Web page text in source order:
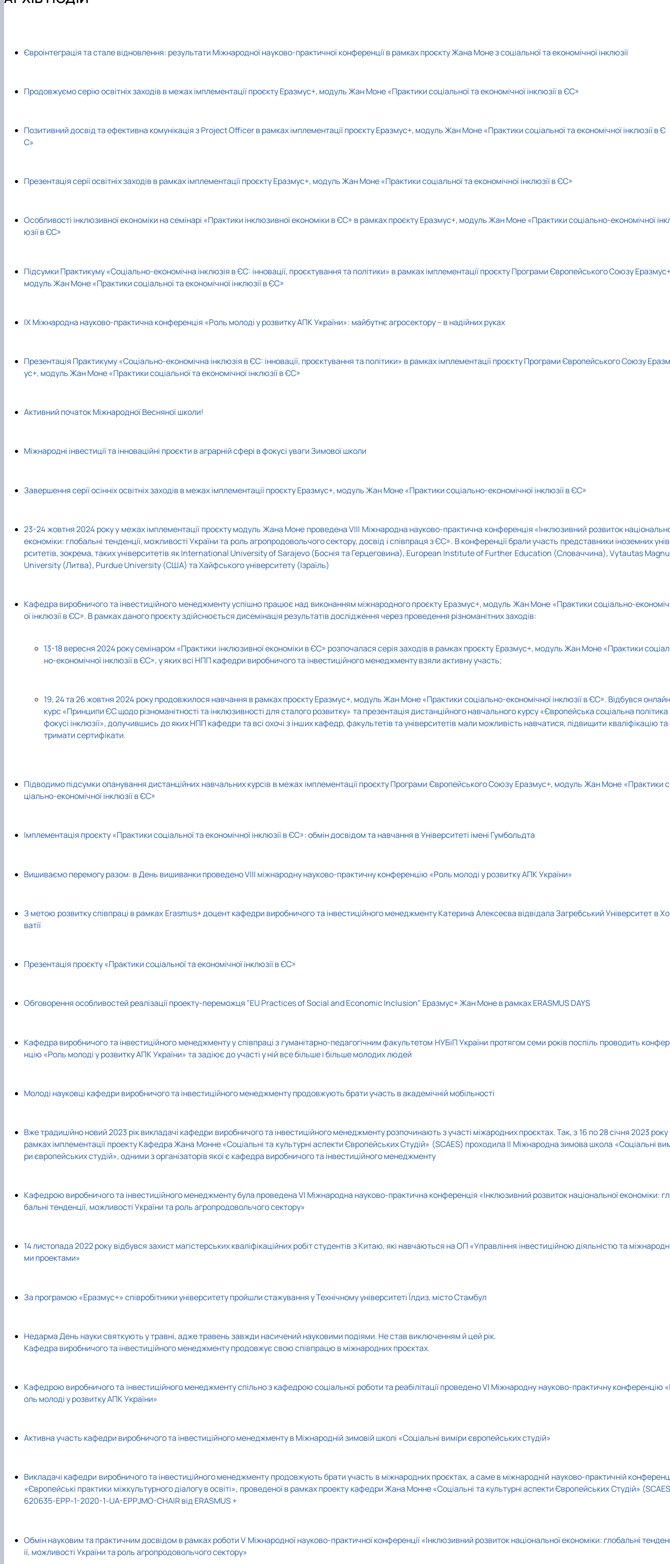
Склад кафедри
Навчально-наукова лабораторія інвестиційного проектування
Архів Подій
Робочі програми, силабуси, ЕНК
Програма подвійних дипломів (Поморська академія, м.Слупськ, Польща)
Тематика бакалаврських та магістерських робіт
Архів подій
Євроінтеграція та стале відновлення: результати Міжнародної науково-практичної конференції в рамках проєкту Жана Моне з соціальної та економічної інклюзії
Продовжуємо серію освітніх заходів в межах імплементації проєкту Еразмус+, модуль Жан Моне «Практики соціальної та економічної інклюзії в ЄС»
Позитивний досвід та ефективна комунікація з Project Officer в рамках імплементації проєкту Еразмус+, модуль Жан Моне «Практики соціальної та економічної інклюзії в Є
С»
Презентація серії освітніх заходів в рамках імплементації проєкту Еразмус+, модуль Жан Моне «Практики соціальної та економічної інклюзії в ЄС»
Особливості інклюзивної економіки на семінарі «Практики інклюзивної економіки в ЄС» в рамках проєкту Еразмус+, модуль Жан Моне «Практики соціально-економічної
юзії в ЄС»
Підсумки Практикуму «Соціально-економічна інклюзія в ЄС: інновації, проєктування та політики» в рамках імплементації проєкту Програми Європейського Союзу
модуль Жан Моне «Практики соціальної та економічної інклюзії в ЄС»
IX Міжнародна науково-практична конференція «Роль молоді у розвитку АПК України»: майбутнє агросектору – в надійних руках
Презентація Практикуму «Соціально-економічна інклюзія в ЄС: інновації, проєктування та політики» в рамках імплементації проєкту Програми Європейського Союзу Еразм
ус+, модуль Жан Моне «Практики соціальної та економічної інклюзії в ЄС»
Активний початок Міжнародної Весняної школи!
Міжнародні інвестиції та інноваційні проєкти в аграрній сфері в фокусі уваги Зимової школи
Завершення серії осінніх освітніх заходів в межах імплементації проєкту Еразмус+, модуль Жан Моне «Практики соціально-економічної інклюзії в ЄС»
23-24 жовтня 2024 року у межах імплементації проєкту модуль Жана Моне проведена VIIІ Міжнародна науково-практична конференція «Інклюзивний розвиток
економіки: глобальні тенденції, можливості України та роль агропродовольчого сектору, досвід і співпраця з ЄС». В конференції брали участь представники іноземних
рситетів, зокрема, таких університетів як International University of Sarajevo (Боснія та Герцеговина), European Institute of Further Education (Словаччина), Vytautas
University (Литва), Purdue University (США) та Хайфського університету (Ізраїль)
Кафедра виробничого та інвестиційного менеджменту успішно працює над виконанням міжнародного проєкту Еразмус+, модуль Жан Моне «Практики соціально-
ої інклюзії в ЄС». В рамках даного проєкту здійснюється дисемінація результатів дослідження через проведення різноманітних заходів:
13-18 вересня 2024 року семінаром «Практики інклюзивної економіки в ЄС» розпочалася серія заходів в рамках проєкту Еразмус+, модуль Жан Моне «Практики
но-економічної інклюзії в ЄС», у яких всі НПП кафедри виробничого та інвестиційного менеджменту взяли активну участь;
19, 24 та 26 жовтня 2024 року продовжилося навчання в рамках проєкту Еразмус+, модуль Жан Моне «Практики соціально-економічної інклюзії в ЄС». Відбувся
курс «Принципи ЄС щодо різноманітності та інклюзивності для сталого розвитку» та презентація дистанційного навчального курсу «Європейська соціальна політика
фокусі інклюзії», долучившись до яких НПП кафедри та всі охочі з інших кафедр, факультетів та університетів мали можливість навчатися, підвищити кваліфікацію та
тримати сертифікати.
Підводимо підсумки опанування дистанційних навчальних курсів в межах імплементації проєкту Програми Європейського Союзу Еразмус+, модуль Жан Моне «Практики
ціально-економічної інклюзії в ЄС»
Імплементація проєкту «Практики соціальної та економічної інклюзії в ЄС»: обмін досвідом та навчання в Університеті імені Гумбольдта
Вишиваємо перемогу разом: в День вишиванки проведено VIІІ міжнародну науково-практичну конференцію «Роль молоді у розвитку АПК України»
З метою розвитку співпраці в рамках Erasmus+ доцент кафедри виробничого та інвестиційного менеджменту Катерина Алексеєва відвідала Загребський Університет в
ватії
Презентація проєкту «Практики соціальної та економічної інклюзії в ЄС»
Обговорення особливостей реалізації проекту-переможця "EU Practices of Social and Economic Inclusion" Еразмус+ Жан Моне в рамках ERASMUS DAYS
Кафедра виробничого та інвестиційного менеджменту у співпраці з гуманітарно-педагогічним факультетом НУБіП України протягом семи років поспіль проводить
нцію «Роль молоді у розвитку АПК України» та задіює до участі у ній все більше і більше молодих людей
Молоді науковці кафедри виробничого та інвестиційного менеджменту продовжують брати участь в академічній мобільності
Вже традиційно новий 2023 рік викладачі кафедри виробничого та інвестиційного менеджменту розпочинають з участі міжародних проєктах. Так, з 16 по 28 січня 2023 року
рамках імплементації проекту Кафедра Жана Монне «Соціальні та культурні аспекти Європейських Студій» (SCAES) проходила ІІ Міжнародна зимова школа «Соціальні
ри європейських студій», одними з організаторів якої є кафедра виробничого та інвестиційного менеджменту
Кафедрою виробничого та інвестиційного менеджменту була проведена VI Міжнародна науково-практична конференція «Інклюзивний розвиток національної економіки:
бальні тенденції, можливості України та роль агропродовольчого сектору»
14 листопада 2022 року відбувся захист магістерських кваліфікаційних робіт студентів з Китаю, які навчаються на ОП «Управління інвестиційною діяльністю та
ми проектами»
За програмою «Еразмус+» співробітники університету пройшли стажування у Технічному університеті Їлдиз, місто Стамбул
Недарма День науки святкують у травні, адже травень завжди насичений науковими подіями. Не став виключенням й цей рік.
Кафедра виробничого та інвестиційного менеджменту продовжує свою співпрацю в міжнародних проєктах.
Кафедрою виробничого та інвестиційного менеджменту спільно з кафедрою соціальної роботи та реабілітації проведено VI Міжнародну науково-практичну конференцію
оль молоді у розвитку АПК України»
Активна участь кафедри виробничого та інвестиційного менеджменту в Міжнародній зимовій школі «Соціальні виміри європейських студій»
Викладачі кафедри виробничого та інвестиційного менеджменту продовжують брати участь в міжнародних проєктах, а саме в міжнародній науково-практичній
«Європейські практики міжкультурного діалогу в освіті», проведеної в рамках проекту кафедри Жана Монне «Соціальні та культурні аспекти Європейських Студій»
620635-EPP-1-2020-1-UA-EPPJMO-CHAIR від ERASMUS +
Обмін науковим та практичним досвідом в рамках роботи V Міжнародної науково-практичної конференції «Інклюзивний розвиток національної економіки: глобальні
ії, можливості України та роль агропродовольчого сектору»